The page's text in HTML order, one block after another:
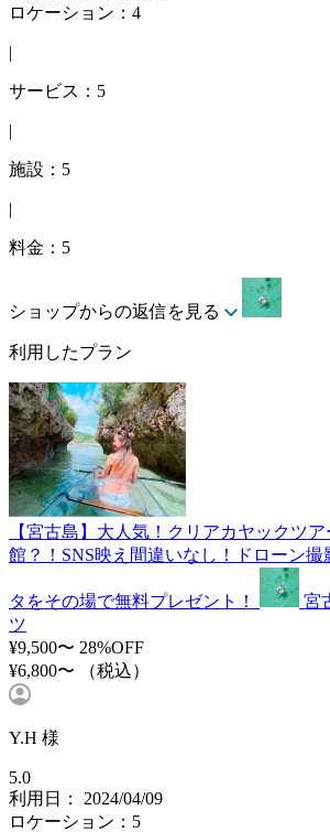
ロケーション：4
|
サービス：5
|
施設：5
|
料金：5
ショップからの返信を見る
利用したプラン
【宮古島】大人気！クリアカヤックツ
館？！SNS映え間違いなし！ドローン
タをその場で無料プレゼント！
宮
ツ
¥9,500〜 28%OFF
¥6,800〜
（税込）
Y.H 様
5.0
利用日： 2024/04/09
ロケーション：5